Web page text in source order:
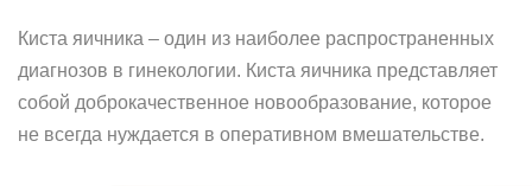
Киста яичника – один из наиболее распространенных
диагнозов в гинекологии. Киста яичника представляет
собой доброкачественное новообразование, которое
не всегда нуждается в оперативном вмешательстве.